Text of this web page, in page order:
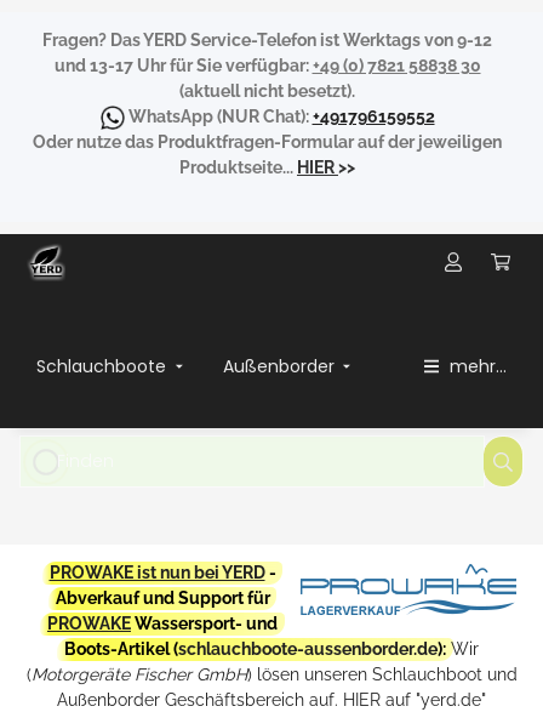
Fragen? Das YERD Service-Telefon ist Werktags von 9-12
und 13-17 Uhr für Sie verfügbar:+49 (0) 7821 58838 30
(aktuell nicht besetzt).
WhatsApp(NUR Chat):+491796159552
Oder nutze das Produktfragen-Formular auf der jeweiligen
Produktseite... HIER>>
Schlauchboote Außenborder mehr...
PROWAKE ist nun bei YERD-
Abverkauf und Support für
PROWAKEWassersport- und
Boots-Artikel (schlauchboote-aussenborder.de): Wir
(Motorgeräte Fischer GmbH) lösen unseren Schlauchboot und
Außenborder Geschäftsbereich auf. HIER auf "yerd.de"